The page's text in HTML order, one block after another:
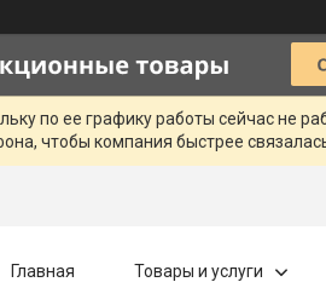
по ее графику работы сейчас не
чтобы компания быстрее
Главная Товары и услуги